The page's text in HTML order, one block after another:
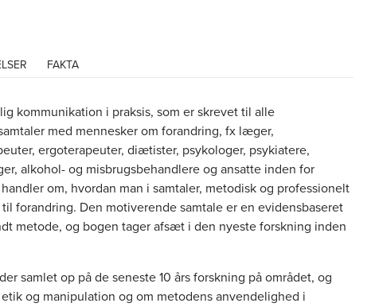
FAKTA
kommunikation i praksis, som er skrevet til alle
med mennesker om forandring, fx læger,
ergoterapeuter, diætister, psykologer, psykiatere,
alkohol- og misbrugsbehandlere og ansatte inden for
om, hvordan man i samtaler, metodisk og professionelt
forandring. Den motiverende samtale er en evidensbaseret
metode, og bogen tager afsæt i den nyeste forskning inden
samlet op på de seneste 10 års forskning på området, og
og manipulation og om metodens anvendelighed i